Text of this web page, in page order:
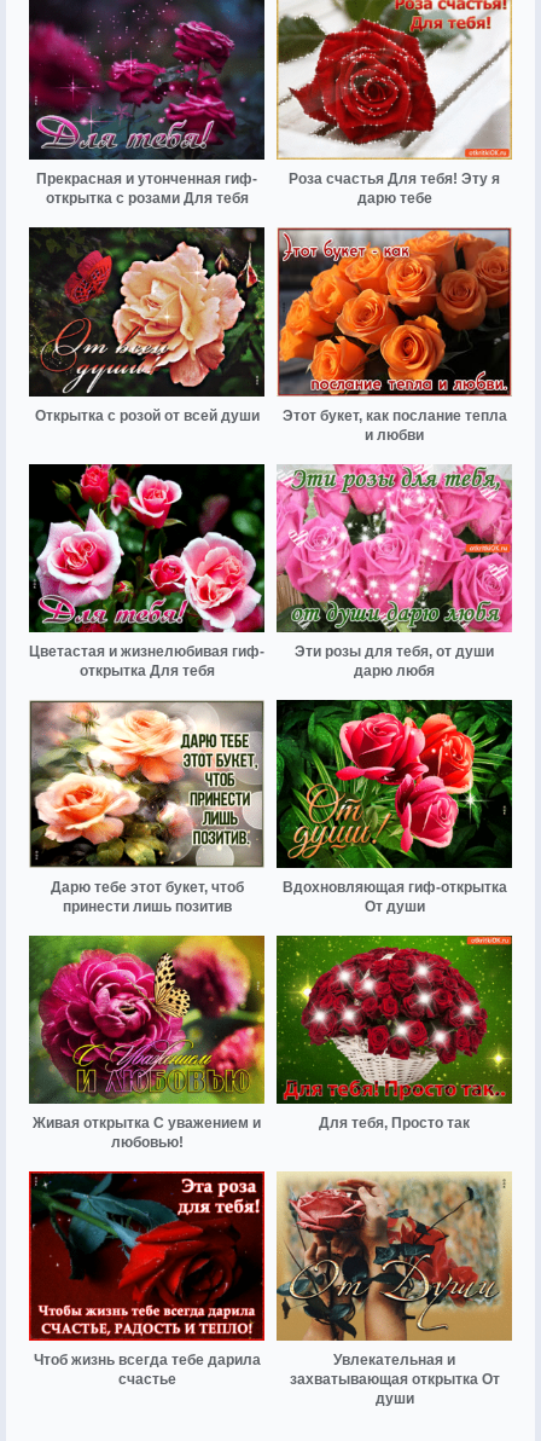
Прекрасная и утонченная гиф-
открытка с розами Для тебя
Роза счастья Для тебя! Эту я
дарю тебе
Открытка с розой от всей души
Этот букет, как послание тепла
и любви
Цветастая и жизнелюбивая гиф-
открытка Для тебя
Эти розы для тебя, от души
дарю любя
Дарю тебе этот букет, чтоб
принести лишь позитив
Вдохновляющая гиф-открытка
От души
Живая открытка С уважением и
любовью!
Для тебя, Просто так
Чтоб жизнь всегда тебе дарила
счастье
Увлекательная и
захватывающая открытка От
души